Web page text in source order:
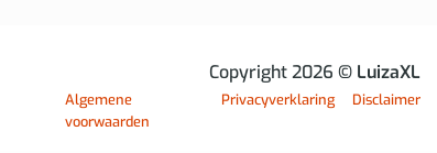
Copyright 2026 © LuizaXL
Algemene
voorwaarden
Privacyverklaring Disclaimer